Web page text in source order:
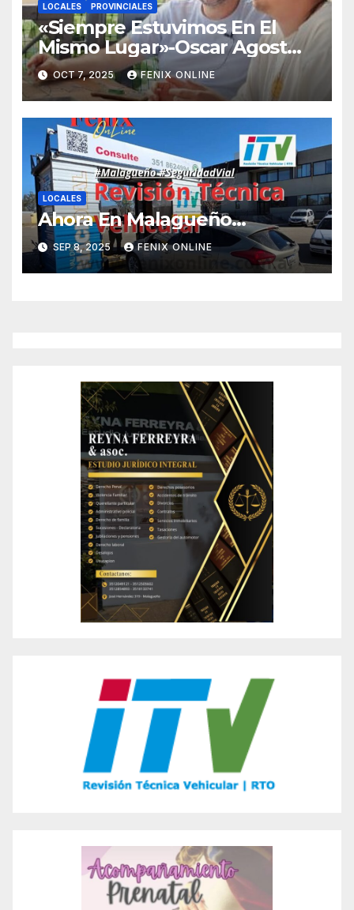
LOCALES PROVINCIALES
«Siempre Estuvimos En El
Mismo Lugar»-Oscar Agost
Carreño-
OCT 7, 2025 FENIX ONLINE
LOCALES
Ahora En Malagueño…
SEP 8, 2025 FENIX ONLINE